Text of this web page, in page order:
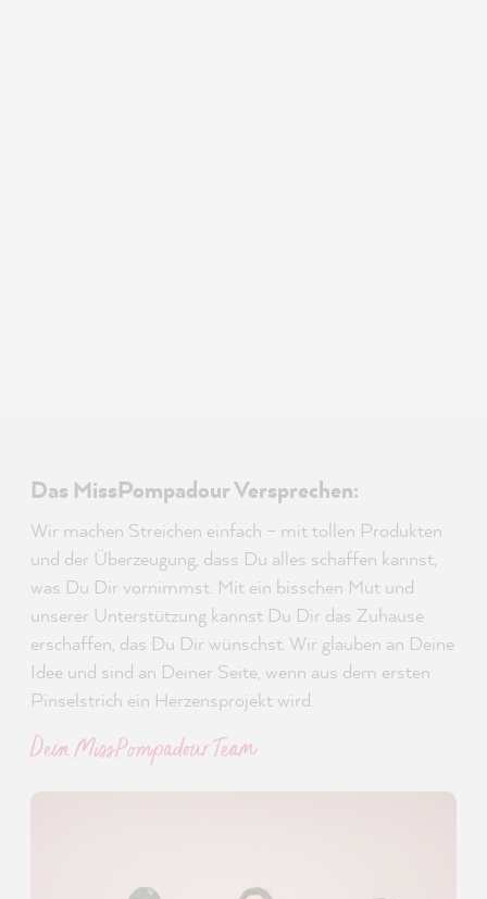
Das MissPompadour Versprechen:
Wir machen Streichen einfach – mit tollen Produkten
und der Überzeugung, dass Du alles schaffen kannst,
was Du Dir vornimmst. Mit ein bisschen Mut und
unserer Unterstützung kannst Du Dir das Zuhause
erschaffen, das Du Dir wünschst. Wir glauben an Deine
Idee und sind an Deiner Seite, wenn aus dem ersten
Pinselstrich ein Herzensprojekt wird.
Dein MissPompadour Team